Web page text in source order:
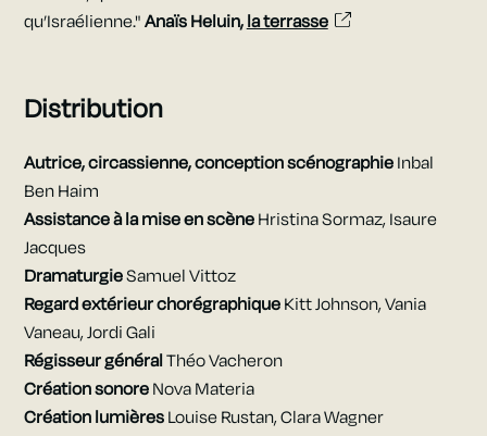
qu’Israélienne." Anaïs Heluin, la terrasse
Distribution
Autrice, circassienne, conception scénographieInbal
Ben Haim
Assistance à la mise en scèneHristina Sormaz, Isaure
Jacques
DramaturgieSamuel Vittoz
Regard extérieur chorégraphique Kitt Johnson, Vania
Vaneau, Jordi Gali
Régisseur général Théo Vacheron
Création sonore Nova Materia
Création lumières Louise Rustan, Clara Wagner